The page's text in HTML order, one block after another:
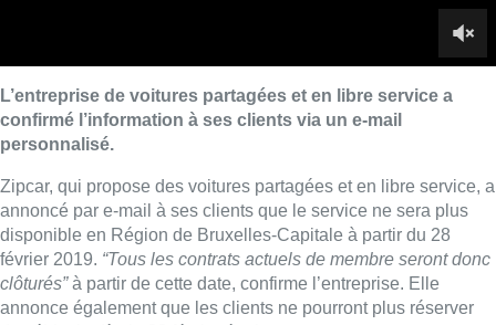
annonce également que les clients ne pourront plus réserver
des chiffres d’utilisation en hausse. Zipcar annonçait ainsi,
selon la RTBF, avoir“doublé (en 2018) son nombre de clients
par rapport à 2017”
trajets de 75% par rapport à 2017.
La société avait lancé ses activités dans la capitale en
septembre 2016 et comptait une flotte de près de 250 voitures
sur une grande partie de la capitale belge. Sa zone de
couverture ne s’étendait toutefois pas au nord-ouest de la
Région.